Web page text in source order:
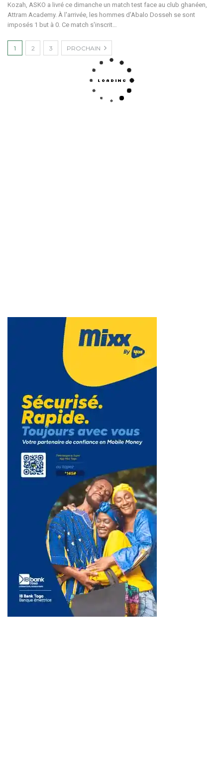
Kozah, ASKO a livré ce dimanche un match test face au club ghanéen,
Attram Academy. À l'arrivée, les hommes d'Abalo Dosseh se sont
imposés 1 but à 0. Ce match s'inscrit…
1 2 3 PROCHAIN